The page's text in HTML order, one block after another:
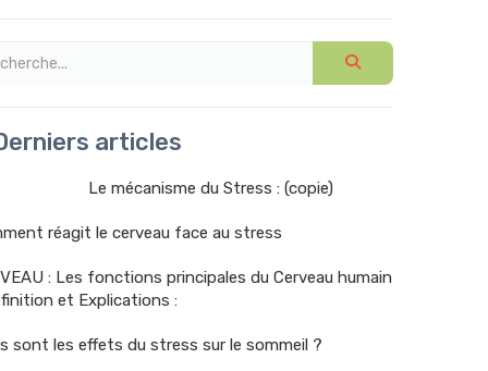
articles
Le mécanisme du Stress : (copie)
réagit le cerveau face au stress
: Les fonctions principales du Cerveau humain
et Explications :
sont les effets du stress sur le sommeil ?